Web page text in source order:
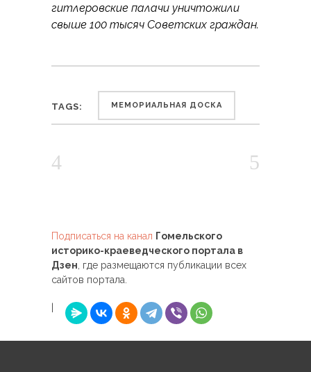
гитлеровские палачи уничтожили
свыше 100 тысяч Советских граждан.
TAGS: МЕМОРИАЛЬНАЯ ДОСКА
Подписаться на канал Гомельского
историко-краеведческого портала в
Дзен , где размещаются публикации всех
сайтов портала.